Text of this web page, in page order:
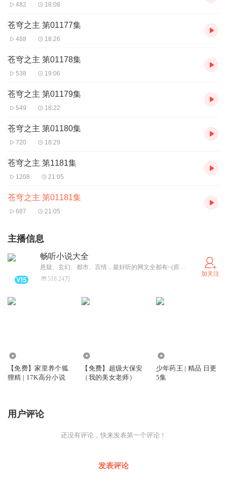
482 18:08
苍穹之主 第01177集
488 18:26
苍穹之主 第01178集
538 19:06
苍穹之主 第01179集
549 18:22
苍穹之主 第01180集
720 18:29
苍穹之主 第1181集
1208 21:05
苍穹之主 第01181集
687 21:05
主播信息
畅听小说大全
悬疑、玄幻、都市、言情，最好听的网文全都有~(原：悬疑小说大全)
518.24万
加关注
【免费】家里养个狐
狸精 | 17K高分小说
【免费】超级大保安
（我的美女老师）
少年药王 | 精品 日更
5集
用户评论
还没有评论，快来发表第一个评论！
发表评论